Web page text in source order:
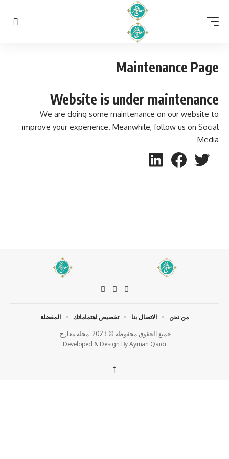
Maintenance Page
Website is under maintenance
We are doing some maintenance on our website to
improve your experience. Meanwhile, follow us on Social
Media
تويترفيسبوك
لينكد إن
جميع الحقوق محفوظة © 2023. مجلة معارج.
Developed & Design By Ayman Qaidi
من نحن الاتصال بنا تخصيص اهتماماتك المفضلة
↑